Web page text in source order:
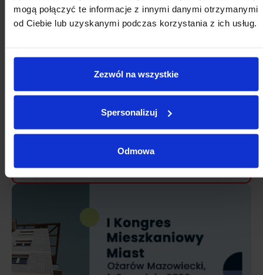
mogą połączyć te informacje z innymi danymi otrzymanymi
od Ciebie lub uzyskanymi podczas korzystania z ich usług.
Zezwól na wszystkie
Spersonalizuj
Odmowa
Pon Wt Śr Cz Pt So
Nd
10 11 12 13 14 15 16
19 20 21
24 25 26 27 28 29 30
3